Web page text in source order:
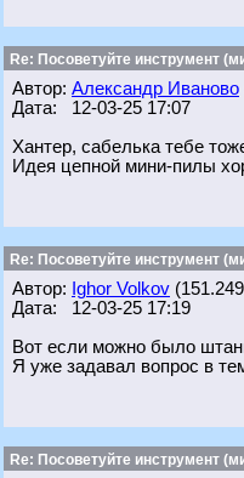
Re: Посоветуйте инструмент
Автор: Александр Иваново
Дата: 12-03-25 17:07
Хантер, сабелька тебе
Идея цепной мини-пилы
Re: Посоветуйте инструмент
Автор: Ighor Volkov
Дата: 12-03-25 17:19
Вот если можно было
Я уже задавал вопрос в
Re: Посоветуйте инструмент